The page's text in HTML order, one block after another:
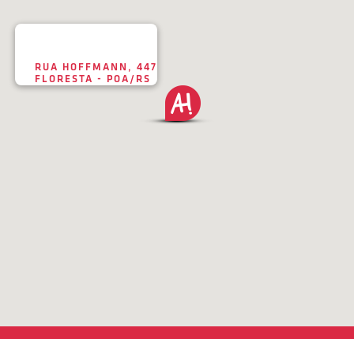
RUA HOFFMANN, 447
FLORESTA - POA/RS